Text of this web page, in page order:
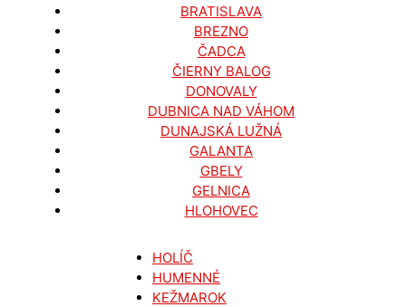
BRATISLAVA
BREZNO
ČADCA
ČIERNY BALOG
DONOVALY
DUBNICA NAD VÁHOM
DUNAJSKÁ LUŽNÁ
GALANTA
GBELY
GELNICA
HLOHOVEC
HOLÍČ
HUMENNÉ
KEŽMAROK